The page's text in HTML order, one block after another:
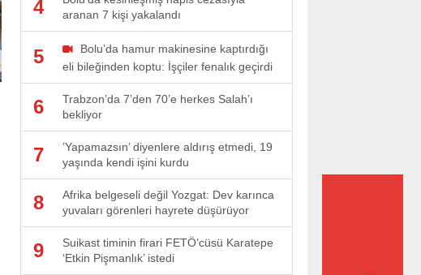
4
aranan 7 kişi yakalandı
5
Bolu’da hamur makinesine kaptırdığı
eli bileğinden koptu: İşçiler fenalık geçirdi
6
Trabzon’da 7’den 70’e herkes Salah’ı
bekliyor
7
’Yapamazsın’ diyenlere aldırış etmedi, 19
yaşında kendi işini kurdu
8
Afrika belgeseli değil Yozgat: Dev karınca
yuvaları görenleri hayrete düşürüyor
9
Suikast timinin firari FETÖ’cüsü Karatepe
‘Etkin Pişmanlık’ istedi